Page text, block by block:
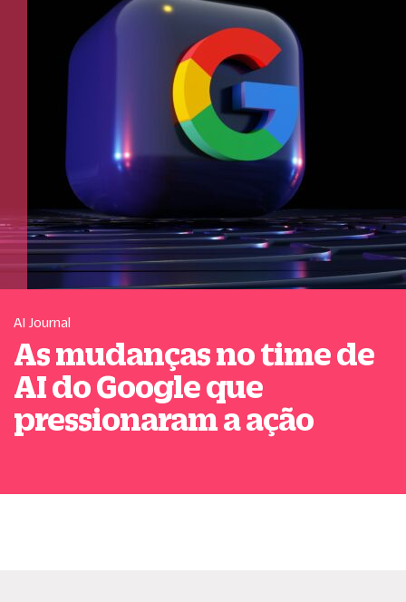
AI Journal
As mudanças no time de
AI do Google que
pressionaram a ação